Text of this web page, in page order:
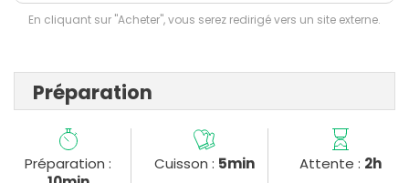
En cliquant sur "Acheter", vous serez redirigé vers un site externe.
Préparation
Préparation :
Cuisson : 5min Attente : 2h